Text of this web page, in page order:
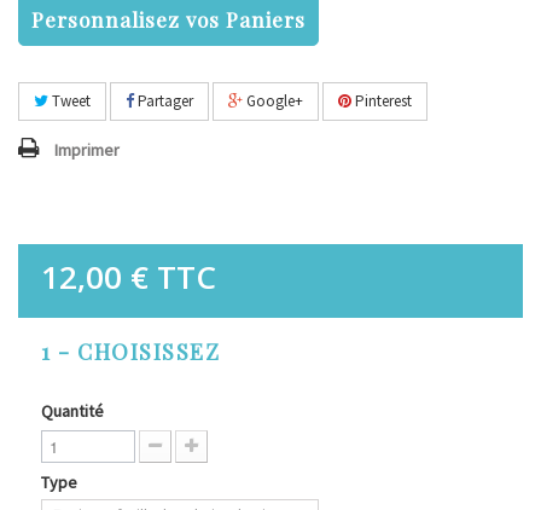
Personnalisez vos Paniers
Tweet Partager Google+ Pinterest
Imprimer
12,00 € TTC
1 - CHOISISSEZ
Quantité
Type